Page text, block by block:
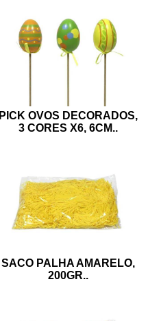
PICK OVOS DECORADOS,
3 CORES X6, 6CM..
SACO PALHA AMARELO,
200GR..